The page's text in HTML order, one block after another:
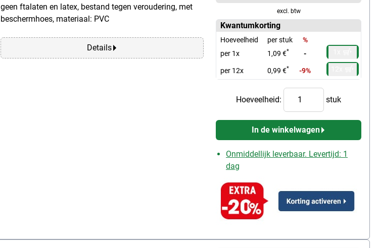
geen ftalaten en latex, bestand tegen veroudering, met
beschermhoes, materiaal: PVC
Details
excl. btw
Kwantumkorting
Hoeveelheid per stuk
%
per 1x
1,09 €* -
per 12x 0,99 €* -9%
Hoeveelheid: stuk
In de winkelwagen
Onmiddellijk leverbaar. Levertijd: 1
dag